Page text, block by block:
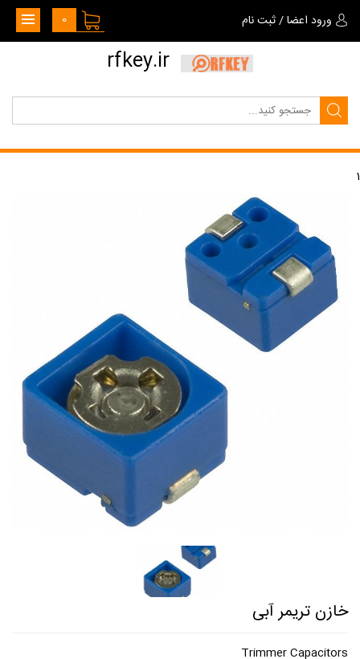
ورود اعضا/ثبت نام 0
rfkey.ir
1
خازن تریمر آبی
Trimmer Capacitors